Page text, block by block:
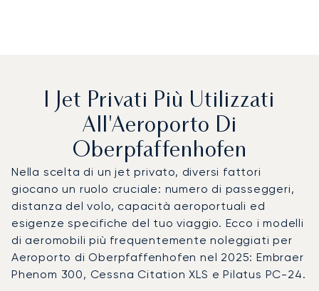
I Jet Privati Più Utilizzati
All'Aeroporto Di
Oberpfaffenhofen
Nella scelta di un jet privato, diversi fattori
giocano un ruolo cruciale: numero di passeggeri,
distanza del volo, capacità aeroportuali ed
esigenze specifiche del tuo viaggio. Ecco i modelli
di aeromobili più frequentemente noleggiati per
Aeroporto di Oberpfaffenhofen nel 2025: Embraer
Phenom 300, Cessna Citation XLS e Pilatus PC-24.